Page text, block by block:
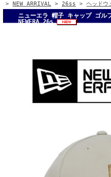
> NEW ARRIVAL > 26ss > ヘッドウ
ニューエラ 帽子 キャップ ゴル
NEWERA 26s